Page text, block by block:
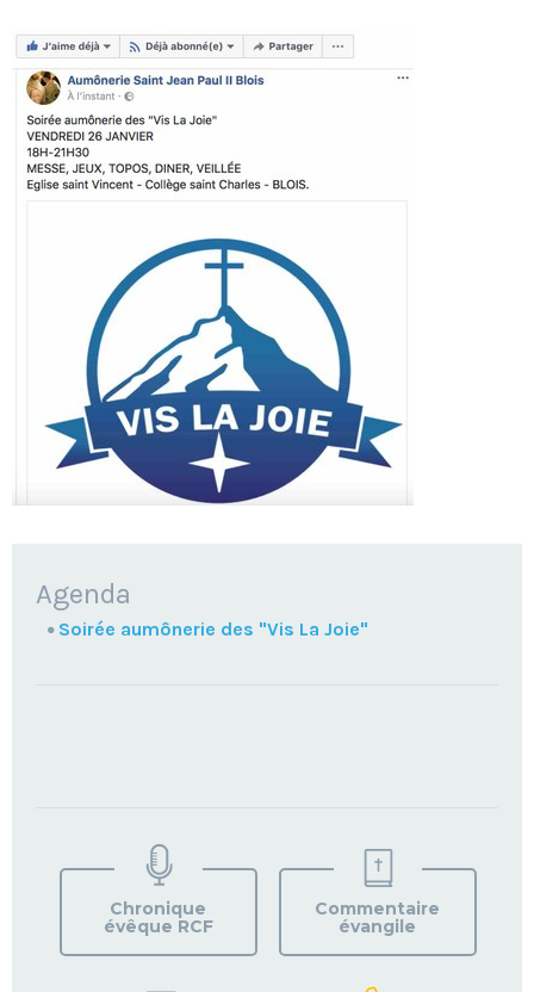
NAVIGATION
Agenda
Soirée aumônerie des "Vis La Joie"
VOTRE
PAROISSE
Chronique
évêque RCF
Commentaire
évangile